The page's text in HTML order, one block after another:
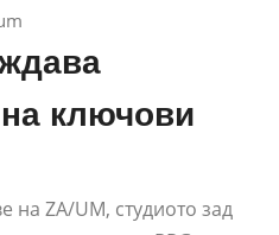
ключови
на ZA/UM, студиото зад